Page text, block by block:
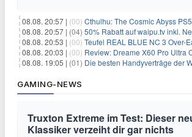
08.08. 20:57 | (00) Cthulhu: The Cosmic Abyss PS5-
08.08. 20:57 | (04) 50% Rabatt auf waipu.tv inkl. Netflix – bereits
08.08. 20:53 | (00) Teufel REAL BLUE NC 3 Over-Ear-
08.08. 20:03 | (00) Review: Dreame X60 Pro Ultra Complete im Test: 42.000 Pa, 100 °C
08.08. 19:05 | (01) Die besten Handyverträge der Woche – Smartphone-
GAMING-NEWS
Truxton Extreme im Test: Dieser
Klassiker verzeiht dir gar nichts